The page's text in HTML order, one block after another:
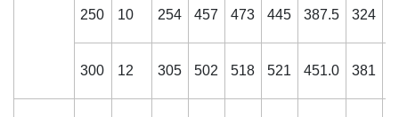
250 10 254 457 473 445 387.5 324
300 12 305 502 518 521 451.0 381